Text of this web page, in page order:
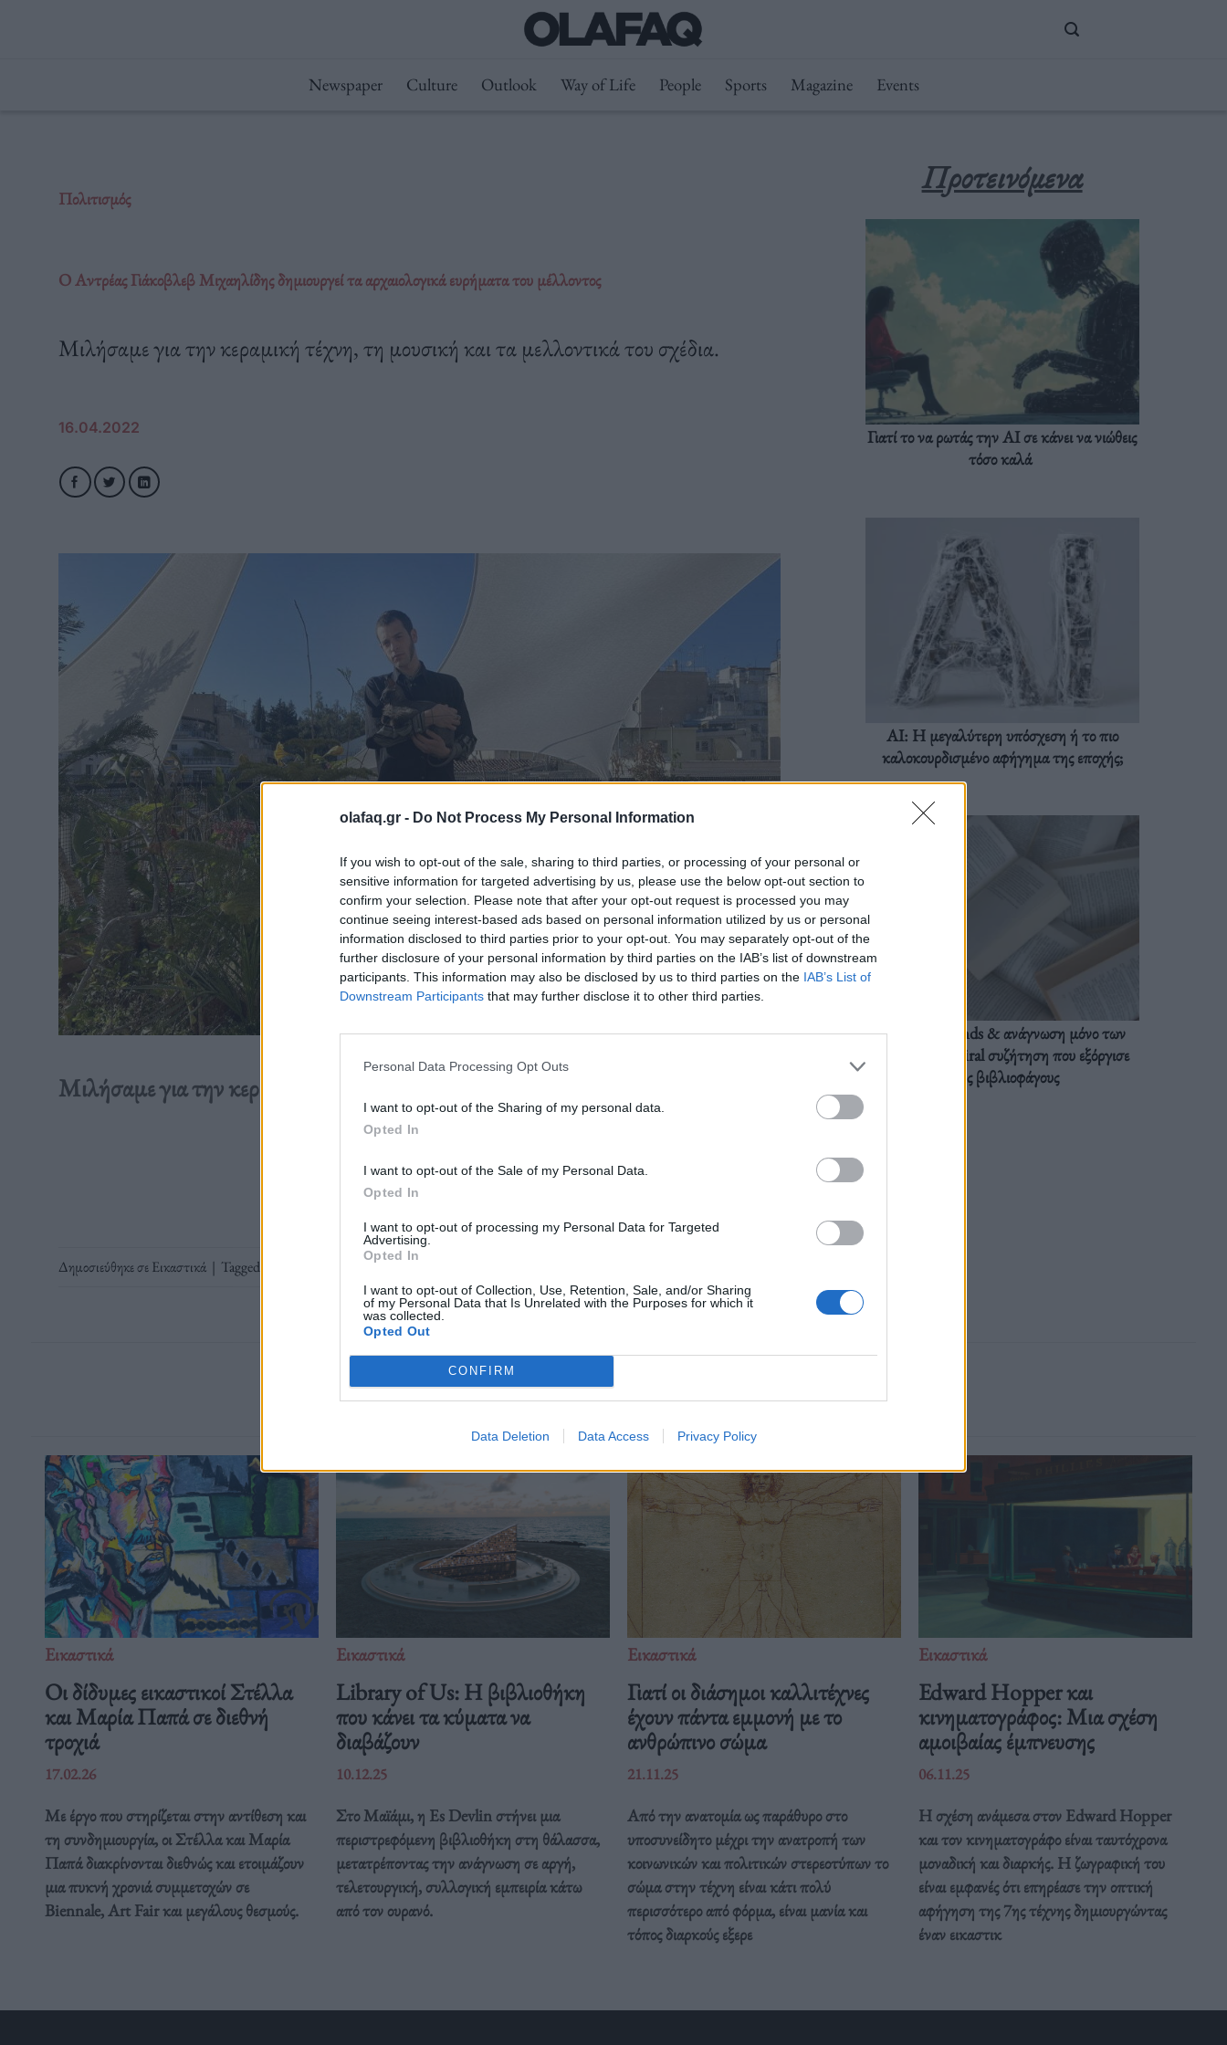
olafaq.gr - Do Not Process My Personal Information
If you wish to opt-out of the sale, sharing to third parties, or processing of your personal or
sensitive information for targeted advertising by us, please use the below opt-out section to
confirm your selection. Please note that after your opt-out request is processed you may
continue seeing interest-based ads based on personal information utilized by us or personal
information disclosed to third parties prior to your opt-out. You may separately opt-out of the
further disclosure of your personal information by third parties on the IAB’s list of downstream
participants. This information may also be disclosed by us to third parties on the IAB’s List of
Downstream Participants that may further disclose it to other third parties.
Personal Data Processing Opt Outs
I want to opt-out of the Sharing of my personal data.
Opted In
I want to opt-out of the Sale of my Personal Data.
Opted In
I want to opt-out of processing my Personal Data for Targeted
Advertising.
Opted In
I want to opt-out of Collection, Use, Retention, Sale, and/or Sharing
of my Personal Data that Is Unrelated with the Purposes for which it
was collected.
Opted Out
CONFIRM
Data Deletion Data Access Privacy Policy
Newspaper Culture Outlook Way of Life People Sports Magazine Events
Πολιτισμός
Ο Αντρέας Γιάκοβλεβ Μιχαηλίδης δημιουργεί τα αρχαιολογικά ευρήματα του μέλλοντος
Μιλήσαμε για την κεραμική τέχνη, τη μουσική και τα μελλοντικά του σχέδια.
16.04.2022
Μιλήσαμε για την κεραμική τέχνη, τη μουσική και τα μελλοντικά του σχέδια.
Δημοσιεύθηκε σεΕικαστικά | Tagged experimental music
Προτεινόμενα
Γιατί το να ρωτάς την AI σε κάνει να νιώθεις
τόσο καλά
AI: Η μεγαλύτερη υπόσχεση ή το πιο
καλοκουρδισμένο αφήγημα της εποχής;
BookTok trends & ανάγνωση μόνο των
διαλόγων: Η viral συζήτηση που εξόργισε
τους βιβλιοφάγους
Δείτε επίσης
Εικαστικά
Οι δίδυμες εικαστικοί Στέλλα
και Μαρία Παπά σε διεθνή
τροχιά
17.02.26
Με έργο που στηρίζεται στην αντίθεση και
τη συνδημιουργία, οι Στέλλα και Μαρία
Παπά διακρίνονται διεθνώς και ετοιμάζουν
μια πυκνή χρονιά συμμετοχών σε
Biennale, Art Fair και μεγάλους θεσμούς.
Εικαστικά
Library of Us: Η βιβλιοθήκη
που κάνει τα κύματα να
διαβάζουν
10.12.25
Στο Μαϊάμι, η Es Devlin στήνει μια
περιστρεφόμενη βιβλιοθήκη στη θάλασσα,
μετατρέποντας την ανάγνωση σε αργή,
τελετουργική, συλλογική εμπειρία κάτω
από τον ουρανό.
Εικαστικά
Γιατί οι διάσημοι καλλιτέχνες
έχουν πάντα εμμονή με το
ανθρώπινο σώμα
21.11.25
Από την ανατομία ως παράθυρο στο
υποσυνείδητο μέχρι την ανατροπή των
κοινωνικών και πολιτικών στερεοτύπων το
σώμα στην τέχνη είναι κάτι πολύ
περισσότερο από φόρμα, είναι μανία και
τόπος διαρκούς εξερε
Εικαστικά
Edward Hopper και
κινηματογράφος: Μια σχέση
αμοιβαίας έμπνευσης
06.11.25
Η σχέση ανάμεσα στον Edward Hopper
και τον κινηματογράφο είναι ταυτόχρονα
μοναδική και διαρκής. Η ζωγραφική του
είναι εμφανές ότι επηρέασε την οπτική
αφήγηση της 7ης τέχνης δημιουργώντας
έναν εικαστικ